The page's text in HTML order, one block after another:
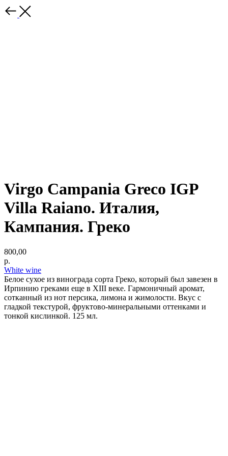
Virgo Campania Greco IGP
Villa Raiano. Италия,
Кампания. Греко
800,00
р.
White wine
Белое сухое из винограда сорта Греко, который был завезен в
Ирпинию греками еще в XIII веке. Гармоничный аромат,
сотканный из нот персика, лимона и жимолости. Вкус с
гладкой текстурой, фруктово-минеральными оттенками и
тонкой кислинкой. 125 мл.